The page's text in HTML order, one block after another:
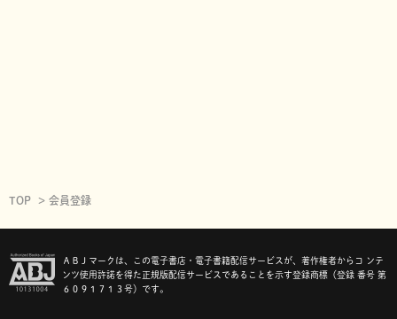
TOP 会員登録
ＡＢＪマークは、この電子書店・電子書籍配信サービスが、著作権者からコ ンテ
ンツ使用許諾を得た正規版配信サービスであることを示す登録商標（登録 番号 第
６０９１７１３号）です。